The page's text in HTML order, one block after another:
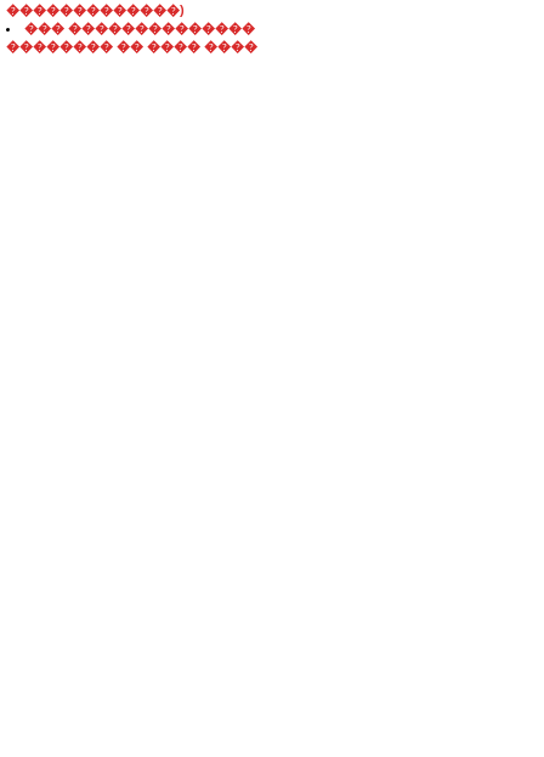
�������������)
��� ��������������
�������� �� ���� ����